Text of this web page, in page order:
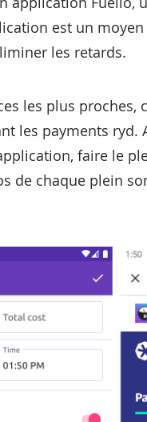
est un
les retards.
les plus
les payments ryd.
faire le
de chaque plein